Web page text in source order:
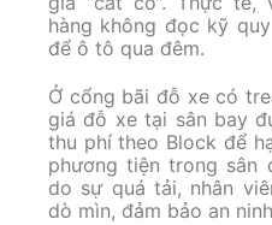
hàng không đọc kỹ
để ô tô qua đêm.
Ở cổng bãi đỗ xe có
giá đỗ xe tại sân bay
thu phí theo Block để
phương tiện trong sân
do sự quá tải, nhân
dò mìn, đảm bảo an